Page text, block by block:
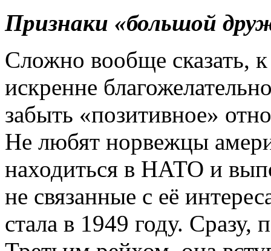
Признаки «большой
Сложно вообще сказать,
искренне
забыть «позитивное»
Не любят норвежцы
находиться в НАТО и
не связанные с её
стала в 1949 году.